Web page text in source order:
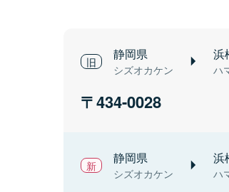
静岡県
シズオカケン
浜
ハ
434-0028
静岡県
シズオカケン
浜
ハ